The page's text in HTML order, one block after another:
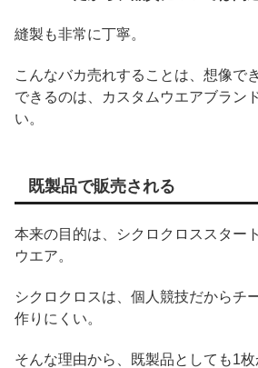
縫製も非常に丁寧。
こんなバカ売れすることは、想像で
できるのは、カスタムウエアブラン
い。
既製品で販売される
本来の目的は、シクロクロススター
ウエア。
シクロクロスは、個人競技だからチ
作りにくい。
そんな理由から、既製品としても1